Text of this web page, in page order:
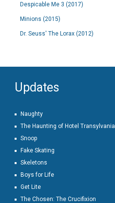
Despicable Me 3 (2017)
Minions (2015)
Dr. Seuss' The Lorax (2012)
Updates
Naughty
The Haunting of Hotel Transylvania
Snoop
Fake Skating
Skeletons
Boys for Life
Get Lite
The Chosen: The Crucifixion